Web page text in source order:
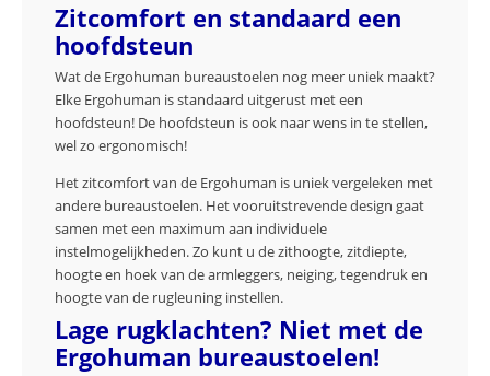
Zitcomfort en standaard een
hoofdsteun
Wat de Ergohuman bureaustoelen nog meer uniek maakt?
Elke Ergohuman is standaard uitgerust met een
hoofdsteun! De hoofdsteun is ook naar wens in te stellen,
wel zo ergonomisch!
Het zitcomfort van de Ergohuman is uniek vergeleken met
andere bureaustoelen. Het vooruitstrevende design gaat
samen met een maximum aan individuele
instelmogelijkheden. Zo kunt u de zithoogte, zitdiepte,
hoogte en hoek van de armleggers, neiging, tegendruk en
hoogte van de rugleuning instellen.
Lage rugklachten? Niet met de
Ergohuman bureaustoelen!